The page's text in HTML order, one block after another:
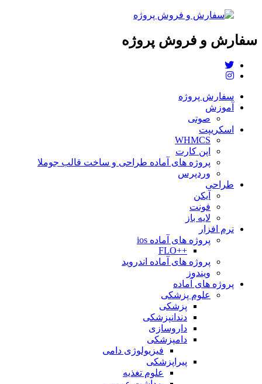
سفارش و فروش پروژه
سفارش پروژه
آموزش
صوتی
اسکریپت
WHMCS
اپن کارت
پروژه های آماده طراحی و ساخت قالب جوملا
وردپرس
طراحی
آیکن
فونت
لایه باز
نرم افزار
پروژه های آماده ios
++FLO
پروژه های آماده اندروید
ویندوز
پروژه های آماده
علوم پزشکی
پزشکی
دندانپزشکی
داروسازی
دامپزشکی
فیزیولوژی دامی
پیراپزشکی
علوم تغذیه